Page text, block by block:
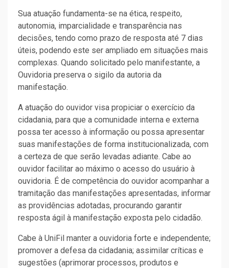
Sua atuação fundamenta-se na ética, respeito,
autonomia, imparcialidade e transparência nas
decisões, tendo como prazo de resposta até 7 dias
úteis, podendo este ser ampliado em situações mais
complexas. Quando solicitado pelo manifestante, a
Ouvidoria preserva o sigilo da autoria da
manifestação.
A atuação do ouvidor visa propiciar o exercício da
cidadania, para que a comunidade interna e externa
possa ter acesso à informação ou possa apresentar
suas manifestações de forma institucionalizada, com
a certeza de que serão levadas adiante. Cabe ao
ouvidor facilitar ao máximo o acesso do usuário à
ouvidoria. É de competência do ouvidor acompanhar a
tramitação das manifestações apresentadas, informar
as providências adotadas, procurando garantir
resposta ágil à manifestação exposta pelo cidadão.
Cabe à UniFil manter a ouvidoria forte e independente;
promover a defesa da cidadania; assimilar críticas e
sugestões (aprimorar processos, produtos e